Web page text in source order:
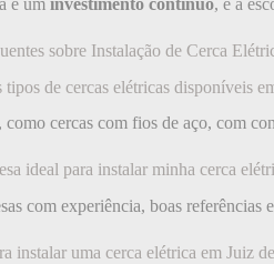
sobre Instalação de Cerca
de cercas elétricas disponíveis
cercas com fios de aço, com
ideal para instalar minha cerca
com experiência, boas
instalar uma cerca elétrica em Juiz